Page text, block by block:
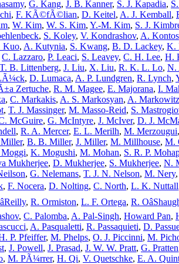
, G. Kang, J. B. Kanner, S. J. Kapadia,
, F. KÃ©fÃ©lian, D. Keitel, A. J. Kemball,
, W. Kim, W. S. Kim, Y.-M. Kim, S. J.
, S. Koley, V. Kondrashov, A. Kontos
Kuo, A. Kutynia, S. Kwang, B. D. Lackey, K.
C. Lazzaro, P. Leaci, S. Leavey, C. H. Lee, H.
T. B. Littenberg, J. Liu, X. Liu, R. K. L. Lo, N.
, D. Lumaca, A. P. Lundgren, R. Lynch,
Zertuche, R. M. Magee, E. Majorana, I.
, C. Markakis, A. S. Markosyan, A. Markowitz
, T. J. Massinger, M. Masso-Reid, S.
McGuire, G. McIntyre, J. McIver, D. J.
, R. A. Mercer, E. L. Merilh, M. Merzougui,
, B. B. Miller, J. Miller, M. Millhouse, M.
, K. Mogushi, M. Mohan, S. R. P.
Mukherjee, D. Mukherjee, S. Mukherjee, N.
, G. Nelemans, T. J. N. Nelson, M. Nery,
, F. Nocera, D. Nolting, C. North, L. K. Nuttall
, R. Ormiston, L. F. Ortega, R.
, C. Palomba, A. Pal-Singh, Howard Pan,
, A. Pasqualetti, R. Passaquieti, D.
P. Pfeiffer, M. Phelps, O. J. Piccinni, M.
, J. Powell, J. Prasad, J. W. W. Pratt, G. Pratten
, M. PÃ¼rrer, H. Qi, V. Quetschke, E. A.